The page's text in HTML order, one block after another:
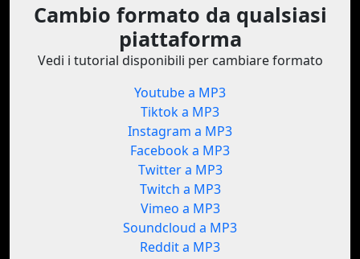
Cambio formato da qualsiasi
piattaforma
Vedi i tutorial disponibili per cambiare formato
Youtube a MP3
Tiktok a MP3
Instagram a MP3
Facebook a MP3
Twitter a MP3
Twitch a MP3
Vimeo a MP3
Soundcloud a MP3
Reddit a MP3